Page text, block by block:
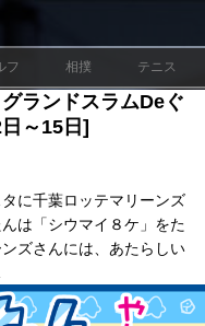
フ 相撲 テニス
ランドスラムDeぐ
～15日]
に千葉ロッテマリーンズ
は「シウマイ８ケ」をた
ズさんには、あたらしい